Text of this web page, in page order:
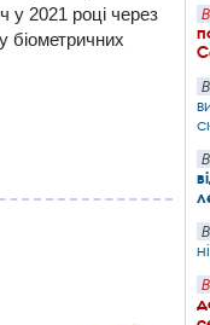
у 2021 році через
біометричних